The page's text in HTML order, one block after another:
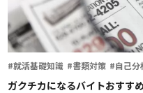
#就活基礎知識 #書類対策 #自己分
ガクチカになるバイトおす